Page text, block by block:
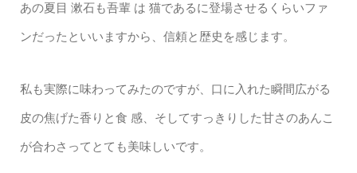
あの夏目 漱石も吾輩 は 猫であるに登場させるくらいファ
ンだったといいますから、信頼と歴史を感じます。
私も実際に味わってみたのですが、口に入れた瞬間広がる
皮の焦げた香りと食 感、そしてすっきりした甘さのあんこ
が合わさってとても美味しいです。